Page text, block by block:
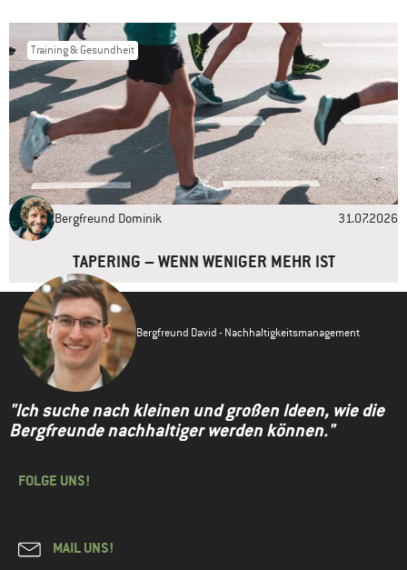
Training & Gesundheit
Bergfreund Dominik 31.07.2026
TAPERING – WENN WENIGER MEHR IST
Bergfreund David - Nachhaltigkeitsmanagement
"Ich suche nach kleinen und großen Ideen, wie die
Bergfreunde nachhaltiger werden können."
FOLGE UNS!
MAIL UNS!